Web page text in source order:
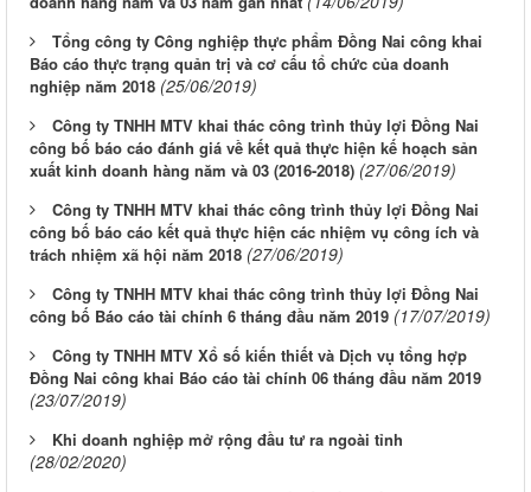
Tổng công ty Công nghiệp thực phẩm Đồng Nai công khai
Báo cáo thực trạng quản trị và cơ cấu tổ chức của doanh
nghiệp năm 2018 (25/06/2019)
Công ty TNHH MTV khai thác công trình thủy lợi Đồng Nai
công bố báo cáo đánh giá về kết quả thực hiện kế hoạch sản
xuất kinh doanh hàng năm và 03 (2016-2018) (27/06/2019)
Công ty TNHH MTV khai thác công trình thủy lợi Đồng Nai
công bố báo cáo kết quả thực hiện các nhiệm vụ công ích và
trách nhiệm xã hội năm 2018 (27/06/2019)
Công ty TNHH MTV khai thác công trình thủy lợi Đồng Nai
công bố Báo cáo tài chính 6 tháng đầu năm 2019 (17/07/2019)
Công ty TNHH MTV Xổ số kiến thiết và Dịch vụ tổng hợp
Đồng Nai công khai Báo cáo tài chính 06 tháng đầu năm 2019
(23/07/2019)
Khi doanh nghiệp mở rộng đầu tư ra ngoài tỉnh
(28/02/2020)